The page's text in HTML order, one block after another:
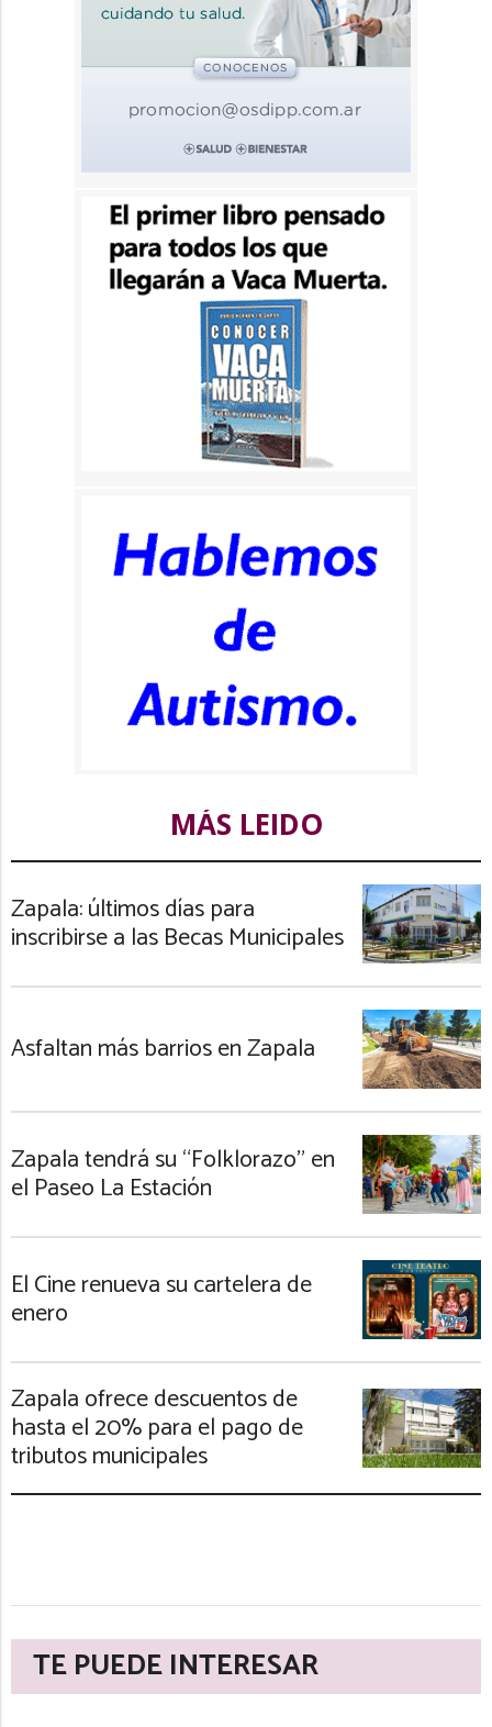
MÁS LEIDO
Zapala: últimos días para
inscribirse a las Becas Municipales
Asfaltan más barrios en Zapala
Zapala tendrá su “Folklorazo” en
el Paseo La Estación
El Cine renueva su cartelera de
enero
Zapala ofrece descuentos de
hasta el 20% para el pago de
tributos municipales
TE PUEDE INTERESAR